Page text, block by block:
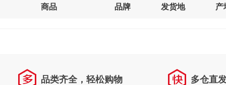
商品 品牌 发货地 产
品类齐全，轻松购物 多仓直